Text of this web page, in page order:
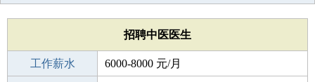
招聘中医医生
工作薪水 6000-8000 元/月